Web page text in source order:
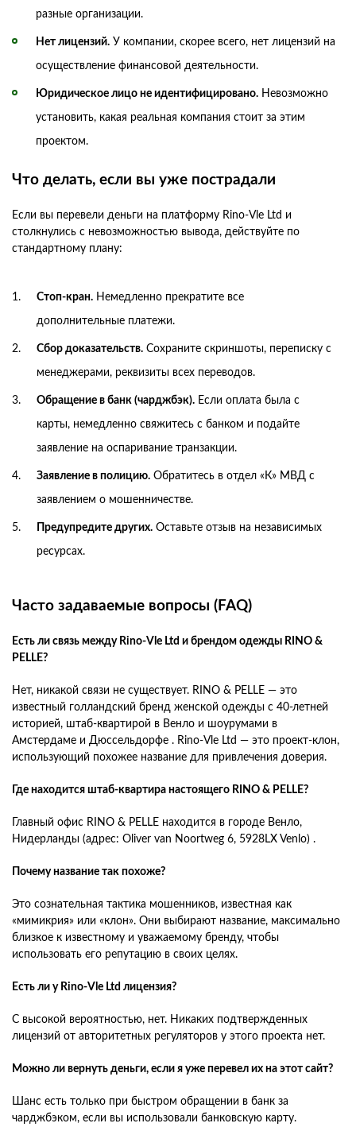
разные организации.
Нет лицензий. У компании, скорее всего, нет лицензий на
осуществление финансовой деятельности.
Юридическое лицо не идентифицировано. Невозможно
установить, какая реальная компания стоит за этим
проектом.
Что делать, если вы уже пострадали
Если вы перевели деньги на платформу Rino-Vle Ltd и
столкнулись с невозможностью вывода, действуйте по
стандартному плану:
Стоп-кран. Немедленно прекратите все
дополнительные платежи.
Сбор доказательств. Сохраните скриншоты, переписку с
менеджерами, реквизиты всех переводов.
Обращение в банк (чарджбэк). Если оплата была с
карты, немедленно свяжитесь с банком и подайте
заявление на оспаривание транзакции.
Заявление в полицию. Обратитесь в отдел «К» МВД с
заявлением о мошенничестве.
Предупредите других. Оставьте отзыв на независимых
ресурсах.
Часто задаваемые вопросы (FAQ)
Есть ли связь между Rino-Vle Ltd и брендом одежды RINO &
PELLE?
Нет, никакой связи не существует. RINO & PELLE — это
известный голландский бренд женской одежды с 40-летней
историей, штаб-квартирой в Венло и шоурумами в
Амстердаме и Дюссельдорфе . Rino-Vle Ltd — это проект-клон,
использующий похожее название для привлечения доверия.
Где находится штаб-квартира настоящего RINO & PELLE?
Главный офис RINO & PELLE находится в городе Венло,
Нидерланды (адрес: Oliver van Noortweg 6, 5928LX Venlo) .
Почему название так похоже?
Это сознательная тактика мошенников, известная как
«мимикрия» или «клон». Они выбирают название, максимально
близкое к известному и уважаемому бренду, чтобы
использовать его репутацию в своих целях.
Есть ли у Rino-Vle Ltd лицензия?
С высокой вероятностью, нет. Никаких подтвержденных
лицензий от авторитетных регуляторов у этого проекта нет.
Можно ли вернуть деньги, если я уже перевел их на этот сайт?
Шанс есть только при быстром обращении в банк за
чарджбэком, если вы использовали банковскую карту.